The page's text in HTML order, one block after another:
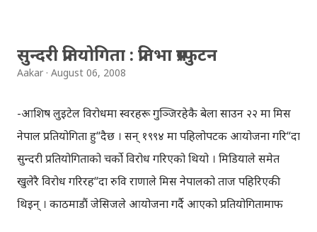
कैले कस्को धोती फुस्कन्छ, कैले कस्को टोपी फुस्कन्छ, भरै नहुँदो रै'छ ।
कैले माओवादीले हावा खाने, कैले कांग्रेसले कावा खाने । जे भा'नी,
तर्सन्छ भन्छन् । तर खै यहाँ त कहिल्यै त्यस्तो भएन । जनताले नेतालाई
झपार्नु झपारे, हपार्नु हपारे, कतिलाई त कोपारे पनि । सम्झाए बुझाए,
उनका अघि आफ्ना आँखा रुझाए पनि । तर आखिराँ उही भो ।
बाह्रवर्षकुकुरको पुच्छर ढुङ्ग्रा हाल्यो ढुङ्ग्र्रै बाङ्गो । र्कुर्चीकै लडाइँमा जुग
बिताउने भए यिनले । यिनै नेता ऊबेला ज्ञानेन्द्र सापले फुटबल बनाएर...
सुन्दरी प्रतियोगिता : प्रतिभा प्रस्फुटन
Aakar August 06, 2008
-आशिष लुइटेल विरोधमा स्वरहरू गुञ्जिरहेकै बेला साउन २२ मा मिस
नेपाल प्रतियोगिता हु“दैछ । सन् १९९४ मा पहिलोपटक आयोजना गरि“दा
सुन्दरी प्रतियोगिताको चर्को विरोध गरिएको थियो । मिडियाले समेत
खुलेरै विरोध गरिरह“दा रुवि राणाले मिस नेपालको ताज पहिरिएकी
थिइन् । काठमाडौं जेसिजले आयोजना गर्दै आएको प्रतियोगितामार्फ